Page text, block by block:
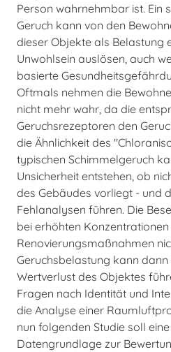
Person wahrnehmbar ist. Ein
Geruch kann von den
dieser Objekte als Belastung
Unwohlsein auslösen, auch
basierte
Oftmals nehmen die
nicht mehr wahr, da die
Geruchsrezeptoren den
die Ähnlichkeit des
typischen Schimmelgeruch
Unsicherheit entstehen, ob
des Gebäudes vorliegt - und
Fehlanalysen führen. Die
bei erhöhten
Renovierungsmaßnahmen
Geruchsbelastung kann
Wertverlust des Objektes
Fragen nach Identität und
die Analyse einer
nun folgenden Studie soll
Datengrundlage zur